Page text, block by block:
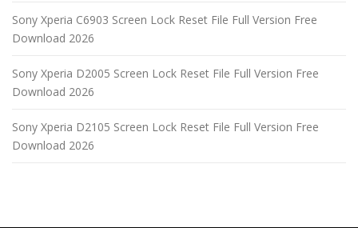
Sony Xperia C6903 Screen Lock Reset File Full Version Free
Download 2026
Sony Xperia D2005 Screen Lock Reset File Full Version Free
Download 2026
Sony Xperia D2105 Screen Lock Reset File Full Version Free
Download 2026